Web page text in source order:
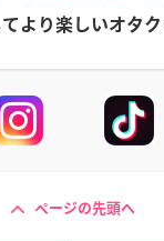
より楽しいオタク
ページの先頭へ